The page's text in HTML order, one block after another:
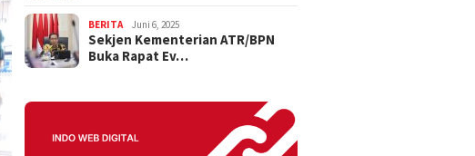
BERITA Juni 6, 2025
Sekjen Kementerian ATR/BPN
Buka Rapat Ev…